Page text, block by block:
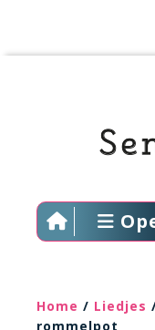
Home / Liedjes
rommelpot